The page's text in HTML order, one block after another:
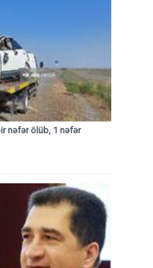
nəfər ölüb, 1 nəfər